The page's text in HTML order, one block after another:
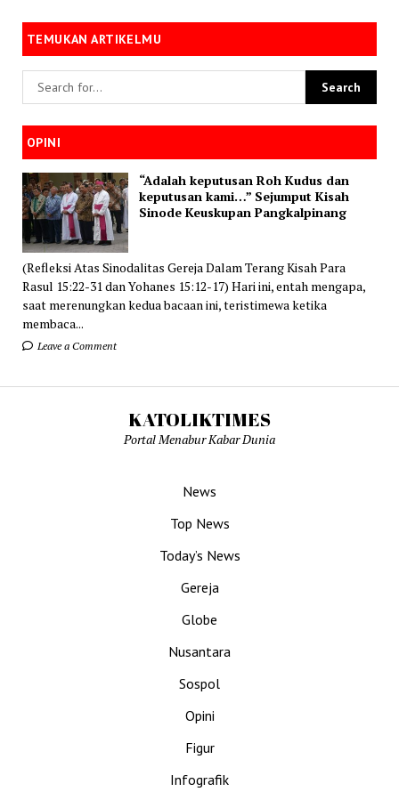
TEMUKAN ARTIKELMU
OPINI
“Adalah keputusan Roh Kudus dan
keputusan kami…” Sejumput Kisah
Sinode Keuskupan Pangkalpinang
(Refleksi Atas Sinodalitas Gereja Dalam Terang Kisah Para
Rasul 15:22-31 dan Yohanes 15:12-17) Hari ini, entah mengapa,
saat merenungkan kedua bacaan ini, teristimewa ketika
membaca...
Leave a Comment
KATOLIKTIMES
Portal Menabur Kabar Dunia
News
Top News
Today’s News
Gereja
Globe
Nusantara
Sospol
Opini
Figur
Infografik